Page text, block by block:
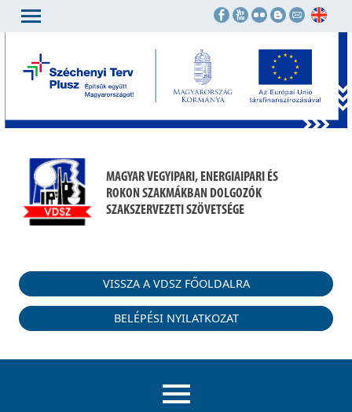
MAGYAR VEGYIPARI, ENERGIAIPARI ÉS
ROKON SZAKMÁKBAN DOLGOZÓK
SZAKSZERVEZETI SZÖVETSÉGE
VISSZA A VDSZ FŐOLDALRA
BELÉPÉSI NYILATKOZAT